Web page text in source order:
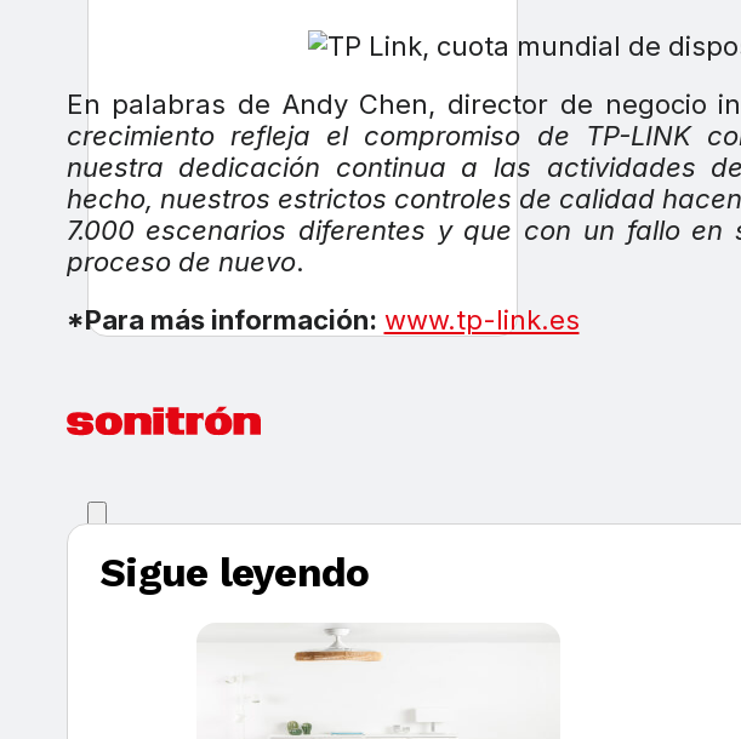
En palabras de Andy Chen, director de negocio
crecimiento refleja el compromiso de TP-LINK
nuestra dedicación continua a las actividades
hecho, nuestros estrictos controles de calidad
7.000 escenarios diferentes y que con un fallo
proceso de nuevo.
*Para más información: www.tp-link.es
Sigue leyendo